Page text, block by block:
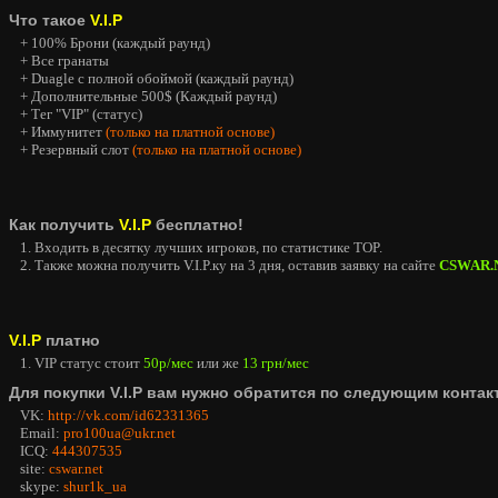
Что такое V.I.P
+ 100% Брони (каждый раунд)
+ Все гранаты
+ Duagle с полной обоймой (каждый раунд)
+ Дополнительные 500$ (Каждый раунд)
+ Тег "VIP" (статус)
+ Иммунитет (только на платной основе)
+ Резервный слот (только на платной основе)
Как получить V.I.P бесплатно!
1. Входить в десятку лучших игроков, по статистике TOP.
2. Также можна получить V.I.P.ку на 3 дня, оставив заявку на сайте
V.I.P платно
1. VIP статус стоит 50р/мес или же 13 грн/мес
Для покупки V.I.P вам нужно обратится по следующим
VK: http://vk.com/id62331365
Email: pro100ua@ukr.net
ICQ: 444307535
site: cswar.net
skype: shur1k_ua